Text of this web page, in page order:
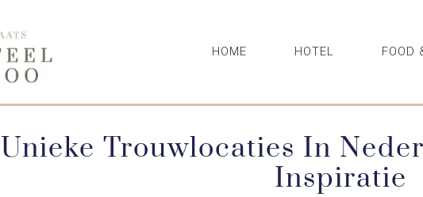
HOME HOTEL FOOD
Unieke Trouwlocaties In
Inspiratie